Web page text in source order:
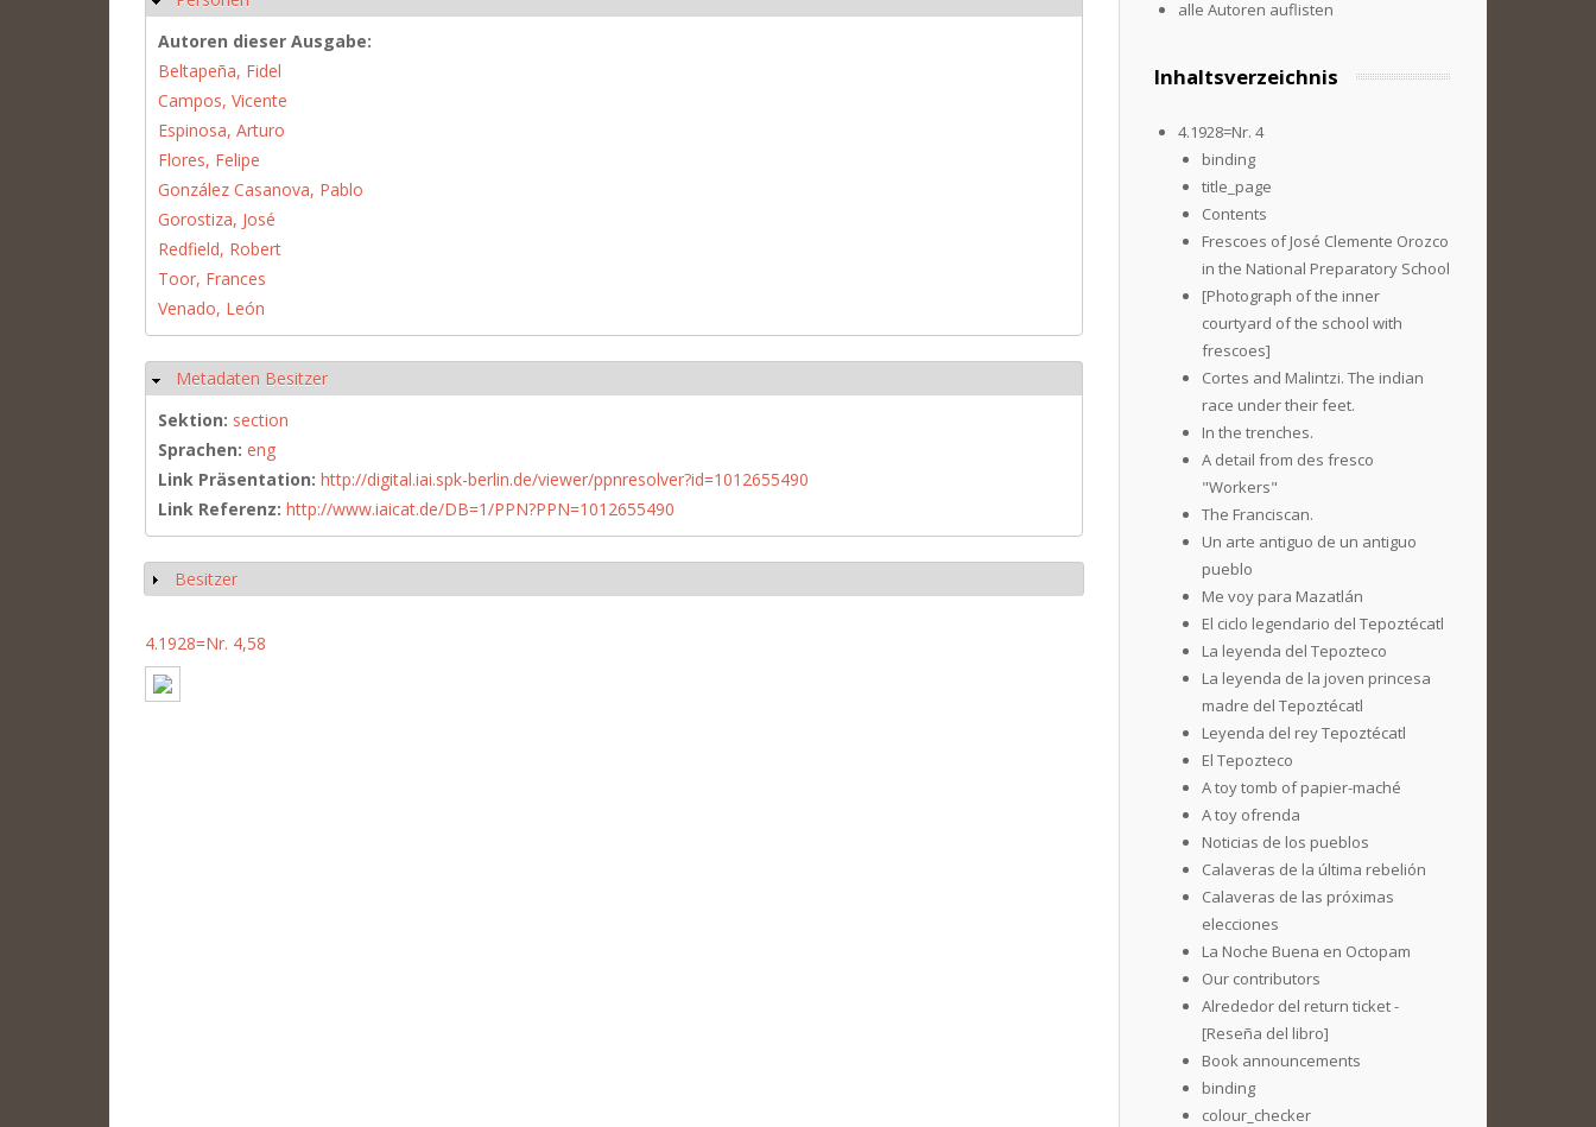
Autoren dieser Ausgabe:
Beltapeña, Fidel
Campos, Vicente
Espinosa, Arturo
Flores, Felipe
González Casanova, Pablo
Gorostiza, José
Redfield, Robert
Toor, Frances
Venado, León
Ausblenden
Metadaten Besitzer
Sektion: section
Sprachen: eng
Link Präsentation: http://digital.iai.spk-berlin.de/viewer/ppnresolver?id=1012655490
Link Referenz: http://www.iaicat.de/DB=1/PPN?PPN=1012655490
Anzeigen
Besitzer
4.1928=Nr. 4,58
alle Autoren auflisten
Inhaltsverzeichnis
4.1928=Nr. 4
binding
title_page
Contents
Frescoes of José Clemente Orozco
in the National Preparatory School
[Photograph of the inner
courtyard of the school with
frescoes]
Cortes and Malintzi. The indian
race under their feet.
In the trenches.
A detail from des fresco
"Workers"
The Franciscan.
Un arte antiguo de un antiguo
pueblo
Me voy para Mazatlán
El ciclo legendario del Tepoztécatl
La leyenda del Tepozteco
La leyenda de la joven princesa
madre del Tepoztécatl
Leyenda del rey Tepoztécatl
El Tepozteco
A toy tomb of papier-maché
A toy ofrenda
Noticias de los pueblos
Calaveras de la última rebelión
Calaveras de las próximas
elecciones
La Noche Buena en Octopam
Our contributors
Alrededor del return ticket -
[Reseña del libro]
Book announcements
binding
colour_checker